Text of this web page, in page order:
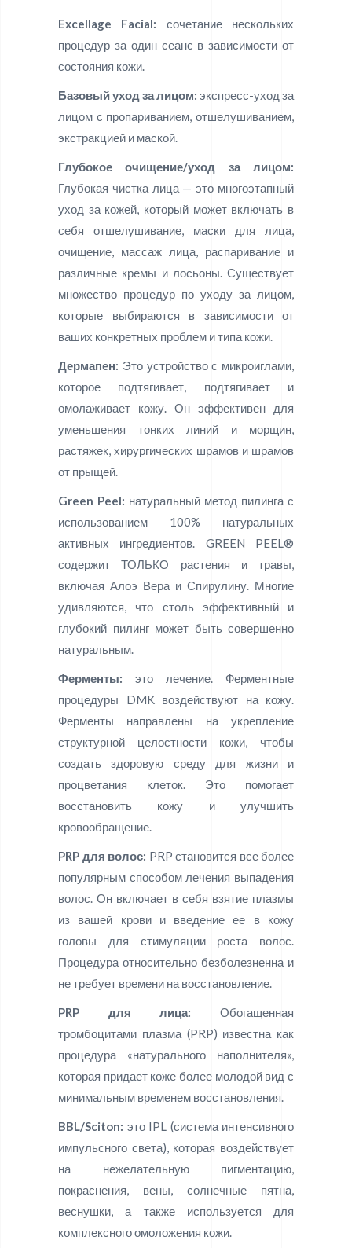
Excellage Facial: сочетание нескольких
процедур за один сеанс в зависимости от
состояния кожи.
Базовый уход за лицом: экспресс-уход за
лицом с пропариванием, отшелушиванием,
экстракцией и маской.
Глубокое очищение/уход за лицом:
Глубокая чистка лица — это многоэтапный
уход за кожей, который может включать в
себя отшелушивание, маски для лица,
очищение, массаж лица, распаривание и
различные кремы и лосьоны. Существует
множество процедур по уходу за лицом,
которые выбираются в зависимости от
ваших конкретных проблем и типа кожи.
Дермапен: Это устройство с микроиглами,
которое подтягивает, подтягивает и
омолаживает кожу. Он эффективен для
уменьшения тонких линий и морщин,
растяжек, хирургических шрамов и шрамов
от прыщей.
Green Peel: натуральный метод пилинга с
использованием 100% натуральных
активных ингредиентов. GREEN PEEL®
содержит ТОЛЬКО растения и травы,
включая Алоэ Вера и Спирулину. Многие
удивляются, что столь эффективный и
глубокий пилинг может быть совершенно
натуральным.
Ферменты: это лечение. Ферментные
процедуры DMK воздействуют на кожу.
Ферменты направлены на укрепление
структурной целостности кожи, чтобы
создать здоровую среду для жизни и
процветания клеток. Это помогает
восстановить кожу и улучшить
кровообращение.
PRP для волос: PRP становится все более
популярным способом лечения выпадения
волос. Он включает в себя взятие плазмы
из вашей крови и введение ее в кожу
головы для стимуляции роста волос.
Процедура относительно безболезненна и
не требует времени на восстановление.
PRP для лица: Обогащенная
тромбоцитами плазма (PRP) известна как
процедура «натурального наполнителя»,
которая придает коже более молодой вид с
минимальным временем восстановления.
BBL/Sciton: это IPL (система интенсивного
импульсного света), которая воздействует
на нежелательную пигментацию,
покраснения, вены, солнечные пятна,
веснушки, а также используется для
комплексного омоложения кожи.